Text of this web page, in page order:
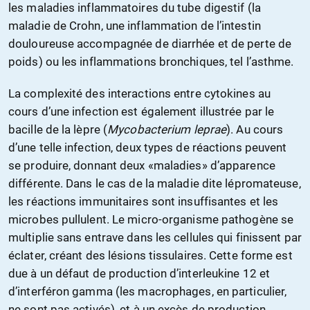
les maladies inflammatoires du tube digestif (la
maladie de Crohn, une inflammation de l’intestin
douloureuse accompagnée de diarrhée et de perte de
poids) ou les inflammations bronchiques, tel l’asthme.
La complexité des interactions entre cytokines au
cours d’une infection est également illustrée par le
bacille de la lèpre (Mycobacterium leprae). Au cours
d’une telle infection, deux types de réactions peuvent
se produire, donnant deux «maladies» d’apparence
différente. Dans le cas de la maladie dite lépromateuse,
les réactions immunitaires sont insuffisantes et les
microbes pullulent. Le micro-organisme pathogène se
multiplie sans entrave dans les cellules qui finissent par
éclater, créant des lésions tissulaires. Cette forme est
due à un défaut de production d’interleukine 12 et
d’interféron gamma (les macrophages, en particulier,